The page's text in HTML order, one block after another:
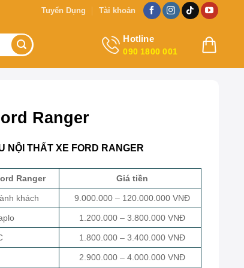
Tuyển Dụng Tài khoản
Hotline
090 1800 001
Ranger
NỘI THẤT XE FORD RANGER
Ranger Giá tiền
khách 9.000.000 – 120.000.000 VNĐ
1.200.000 – 3.800.000 VNĐ
1.800.000 – 3.400.000 VNĐ
2.900.000 – 4.000.000 VNĐ